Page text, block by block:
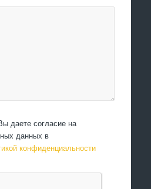
даете согласие на
данных в
конфиденциальности